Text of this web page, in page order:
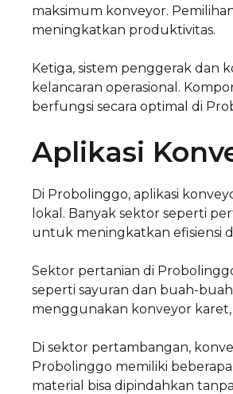
maksimum konveyor.
meningkatkan produktivitas.
Ketiga, sistem penggerak dan
kelancaran operasional.
berfungsi secara optimal di
Aplikasi
Di Probolinggo, aplikasi
lokal. Banyak sektor seperti
untuk meningkatkan efisiensi
Sektor pertanian di
seperti sayuran dan buah-
menggunakan konveyor
Di sektor pertambangan,
Probolinggo memiliki
material bisa dipindahkan